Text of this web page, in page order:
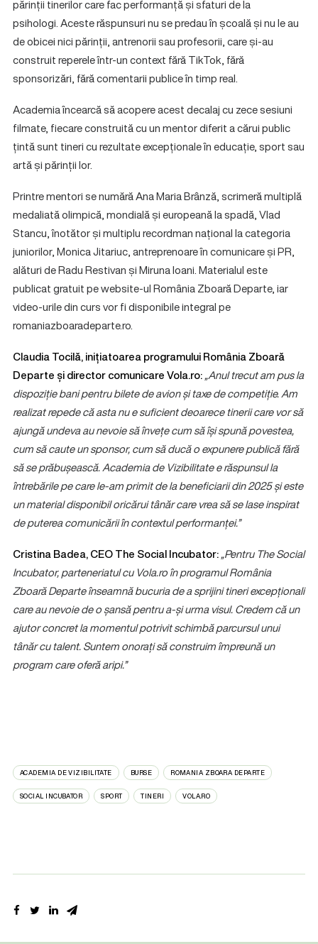
părinții tinerilor care fac performanță și sfaturi de la
psihologi. Aceste răspunsuri nu se predau în școală și nu le au
de obicei nici părinții, antrenorii sau profesorii, care și-au
construit reperele într-un context fără TikTok, fără
sponsorizări, fără comentarii publice în timp real.
Academia încearcă să acopere acest decalaj cu zece sesiuni
filmate, fiecare construită cu un mentor diferit a cărui public
țintă sunt tineri cu rezultate excepționale în educație, sport sau
artă și părinții lor.
Printre mentori se numără Ana Maria Brânză, scrimeră multiplă
medaliată olimpică, mondială și europeană la spadă, Vlad
Stancu, înotător și multiplu recordman național la categoria
juniorilor, Monica Jitariuc, antreprenoare în comunicare și PR,
alături de Radu Restivan și Miruna Ioani. Materialul este
publicat gratuit pe website-ul România Zboară Departe, iar
video-urile din curs vor fi disponibile integral pe
romaniazboaradeparte.ro.
Claudia Tocilă, inițiatoarea programului România Zboară
Departe și director comunicare Vola.ro:„Anul trecut am pus la
dispoziție bani pentru bilete de avion și taxe de competiție. Am
realizat repede că asta nu e suficient deoarece tinerii care vor să
ajungă undeva au nevoie să învețe cum să își spună povestea,
cum să caute un sponsor, cum să ducă o expunere publică fără
să se prăbușească. Academia de Vizibilitate e răspunsul la
întrebările pe care le-am primit de la beneficiarii din 2025 și este
un material disponibil oricărui tânăr care vrea să se lase inspirat
de puterea comunicării în contextul performanței.”
Cristina Badea, CEO The Social Incubator:„Pentru The Social
Incubator, parteneriatul cu Vola.ro în programul România
Zboară Departe înseamnă bucuria de a sprijini tineri excepționali
care au nevoie de o șansă pentru a-și urma visul. Credem că un
ajutor concret la momentul potrivit schimbă parcursul unui
tânăr cu talent. Suntem onorați să construim împreună un
program care oferă aripi.”
ACADEMIA DE VIZIBILITATE BURSE ROMANIA ZBOARA DEPARTE
SOCIAL INCUBATOR SPORT TINERI VOLA.RO